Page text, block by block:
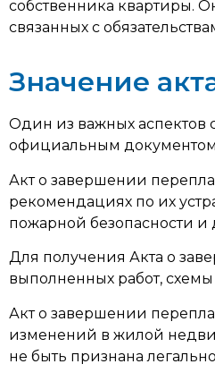
собственника квартиры.
связанных с
Значение
Один из важных аспектов
официальным
Акт о завершении
рекомендациях по их
пожарной безопасности
Для получения Акта о
выполненных работ,
Акт о завершении
изменений в жилой
не быть признана